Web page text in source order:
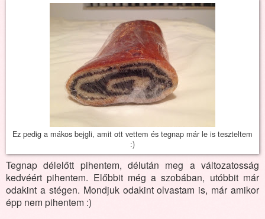
Ez pedig a mákos bejgli, amit ott vettem és tegnap már le is teszteltem
:)
Tegnap délelőtt pihentem, délután meg a változatosság
kedvéért pihentem. Előbbit még a szobában, utóbbit már
odakint a stégen. Mondjuk odakint olvastam is, már amikor
épp nem pihentem :)